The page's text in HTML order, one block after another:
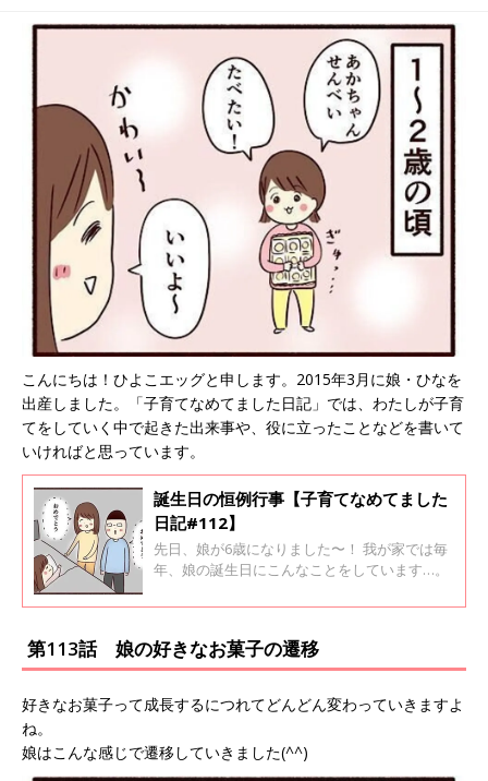
こんにちは！ひよこエッグと申します。2015年3月に娘・ひなを
出産しました。「子育てなめてました日記」では、わたしが子育
てをしていく中で起きた出来事や、役に立ったことなどを書いて
いければと思っています。
誕生日の恒例行事【子育てなめてました
日記#112】
先日、娘が6歳になりました〜！ 我が家では毎
年、娘の誕生日にこんなことをしています…。
第113話 娘の好きなお菓子の遷移
好きなお菓子って成長するにつれてどんどん変わっていきますよ
ね。
娘はこんな感じで遷移していきました(^^)